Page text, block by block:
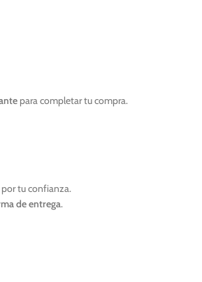
para completar tu compra.
tu confianza.
de entrega.